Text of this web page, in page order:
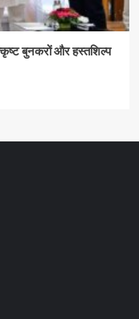
बुनकरों और हस्तशिल्प